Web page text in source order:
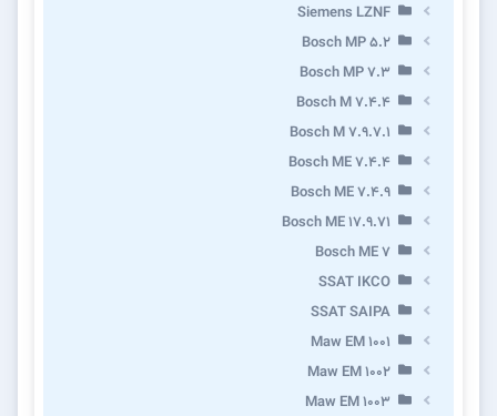
Siemens LZNF
Bosch MP 5.2
Bosch MP 7.3
Bosch M 7.4.4
Bosch M 7.9.7.1
Bosch ME 7.4.4
Bosch ME 7.4.9
Bosch ME 17.9.71
Bosch ME 7
SSAT IKCO
SSAT SAIPA
Maw EM 1001
Maw EM 1002
Maw EM 1003